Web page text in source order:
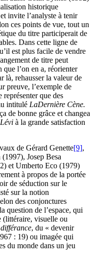
historique
invite l’analyste à tenir
ces points de vue, tout un
du titre participerait de
Dans cette ligne de
est plus facile de vendre
de titre peut
l’on en a, réorienter
là, rehausser la valeur de
preuve, l’exemple de
que des
intitulé LaDernière Cène.
de bonne grâce et changea
à la grande satisfaction
de Gérard Genette[9],
Josep Besa
et Umberto Eco (1979)
à propos de la portée
de séduction sur le
sur la notion
des conjonctures
question de l’espace, qui
(littéraire, visuelle ou
différance, du « devenir
: 19) ou imagée qui
du monde dans un jeu